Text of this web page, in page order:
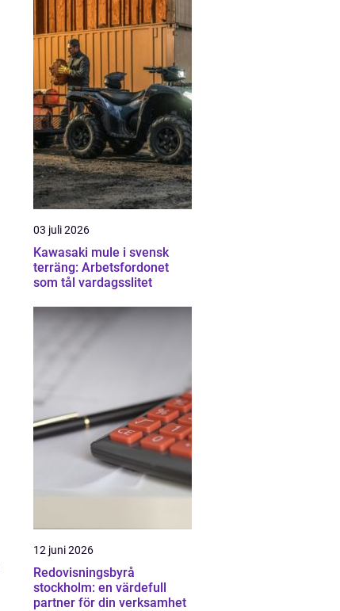
03 juli 2026
Kawasaki mule i svensk
terräng: Arbetsfordonet
som tål vardagsslitet
12 juni 2026
Redovisningsbyrå
stockholm: en värdefull
partner för din verksamhet